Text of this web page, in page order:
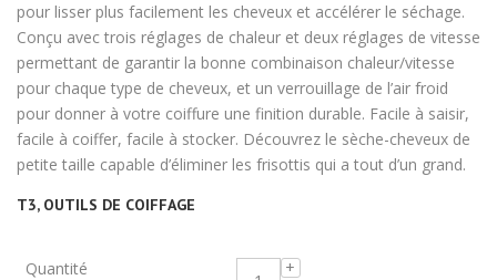
pour lisser plus facilement les cheveux et accélérer le séchage.
Conçu avec trois réglages de chaleur et deux réglages de vitesse
permettant de garantir la bonne combinaison chaleur/vitesse
pour chaque type de cheveux, et un verrouillage de l’air froid
pour donner à votre coiffure une finition durable. Facile à saisir,
facile à coiffer, facile à stocker. Découvrez le sèche-cheveux de
petite taille capable d’éliminer les frisottis qui a tout d’un grand.
T3, OUTILS DE COIFFAGE
Quantité